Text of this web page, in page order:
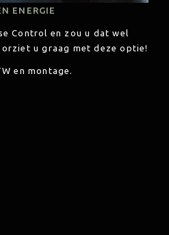
ENERGIE
Control en zou u dat wel
u graag met deze optie!
en montage.